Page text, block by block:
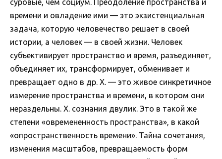
суровые, чем социум. Преодоление пространства и
времени и овладение ими — это экзистенциальная
задача, которую человечество решает в своей
истории, а человек — в своей жизни. Человек
субъективирует пространство и время, разъединяет,
объединяет их, трансформирует, обменивает и
превращает одно в др. Х. — это живое синкретичное
измерение пространства и времени, в котором они
нераздельны. Х. сознания двулик. Это в такой же
степени «овремененность пространства», в какой
«опространственность времени». Тайна сочетания,
изменения масштабов, превращаемость форм